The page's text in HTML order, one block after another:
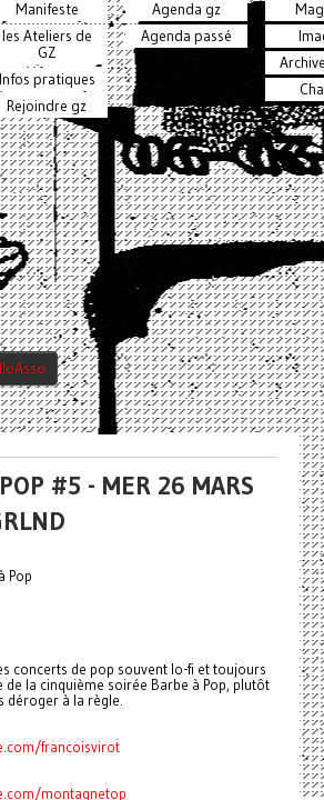
Manifeste
les Ateliers de
GZ
Infos pratiques
Rejoindre gz
Agenda gz
Agenda passé
#5 - MER 26 MARS
Pop
concerts de pop souvent lo-fi et toujours
de la cinquième soirée Barbe à Pop, plutôt
à la règle.
francoisvirot
montagnetop